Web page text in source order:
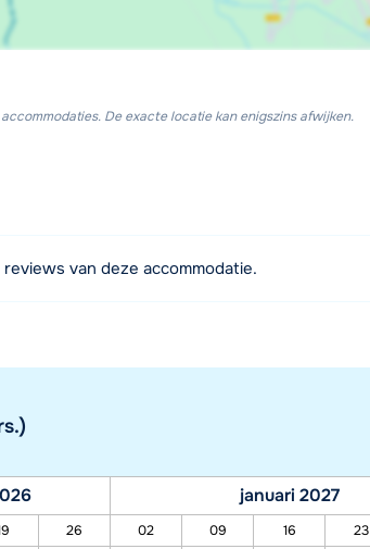
De exacte locatie kan enigszins afwijken.
van deze accommodatie.
januari 2027
26 02 09 16 23